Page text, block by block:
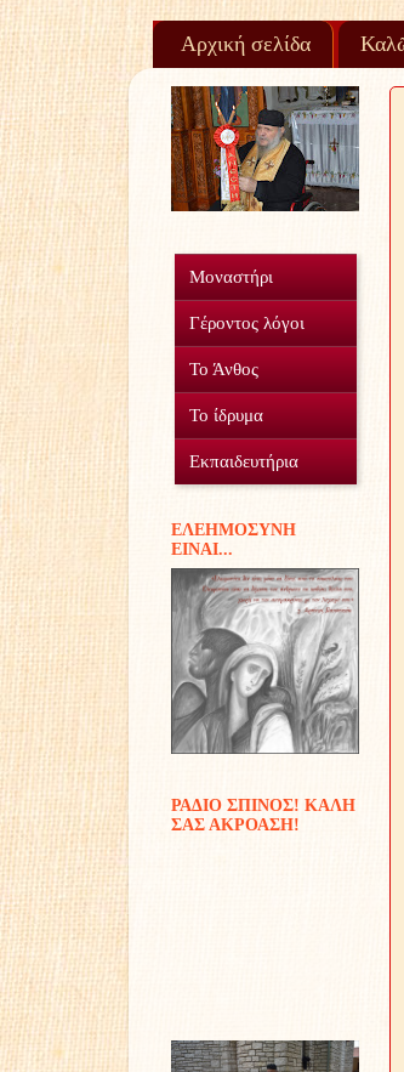
Αρχική σελίδα
Μοναστήρι
Γέροντος λόγοι
Το Άνθος
Ο Σύλλογος
Εθελοντισμός
Το ίδρυμα
Οικοτροφείο
Διακονίες
Εκπαιδευτήρια
Δημοτικό Δουραχάνης
Παιδικές αναμνήσεις
EΛΕΗΜΟΣΥΝΗ
ΕIΝΑΙ...
ΡΑΔΙΟ ΣΠΙΝΟΣ! ΚΑΛΗ
ΣΑΣ ΑΚΡΟΑΣΗ!